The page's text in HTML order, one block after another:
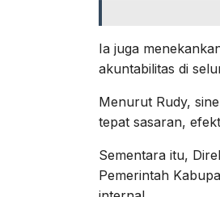
Ia juga
akuntabilitas di
Menurut Rudy,
tepat sasaran,
Sementara itu,
Pemerintah